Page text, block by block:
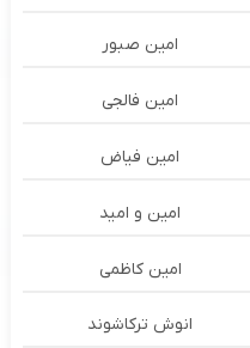
امین صبور
امین فالجی
امین فیاض
امین و امید
امین کاظمی
انوش ترکاشوند